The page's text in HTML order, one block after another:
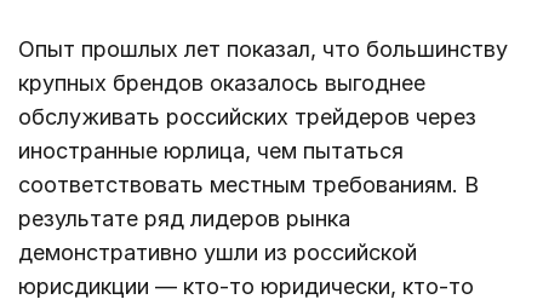
Опыт прошлых лет показал, что большинству
крупных брендов оказалось выгоднее
обслуживать российских трейдеров через
иностранные юрлица, чем пытаться
соответствовать местным требованиям. В
результате ряд лидеров рынка
демонстративно ушли из российской
юрисдикции — кто-то юридически, кто-то